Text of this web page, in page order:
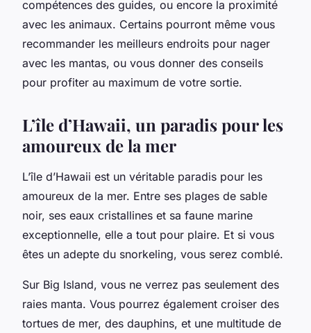
compétences des guides, ou encore la proximité
avec les animaux. Certains pourront même vous
recommander les meilleurs endroits pour nager
avec les mantas, ou vous donner des conseils
pour profiter au maximum de votre sortie.
L’île d’Hawaii, un paradis pour les
amoureux de la mer
L’île d’Hawaii est un véritable paradis pour les
amoureux de la mer. Entre ses plages de sable
noir, ses eaux cristallines et sa faune marine
exceptionnelle, elle a tout pour plaire. Et si vous
êtes un adepte du snorkeling, vous serez comblé.
Sur Big Island, vous ne verrez pas seulement des
raies manta. Vous pourrez également croiser des
tortues de mer, des dauphins, et une multitude de